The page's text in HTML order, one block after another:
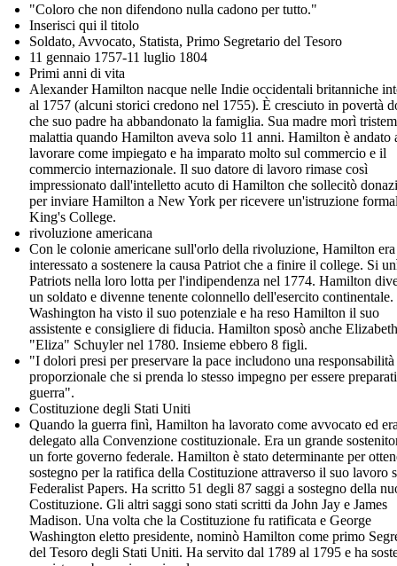
"Coloro che non difendono nulla cadono per tutto."
Inserisci qui il titolo
Soldato, Avvocato, Statista, Primo Segretario del Tesoro
11 gennaio 1757-11 luglio 1804
Primi anni di vita
Alexander Hamilton nacque nelle Indie occidentali britanniche
al 1757 (alcuni storici credono nel 1755). È cresciuto in povertà
che suo padre ha abbandonato la famiglia. Sua madre morì
malattia quando Hamilton aveva solo 11 anni. Hamilton è andato
lavorare come impiegato e ha imparato molto sul commercio e il
commercio internazionale. Il suo datore di lavoro rimase così
impressionato dall'intelletto acuto di Hamilton che sollecitò
per inviare Hamilton a New York per ricevere un'istruzione
King's College.
rivoluzione americana
Con le colonie americane sull'orlo della rivoluzione, Hamilton
interessato a sostenere la causa Patriot che a finire il college. Si
Patriots nella loro lotta per l'indipendenza nel 1774. Hamilton
un soldato e divenne tenente colonnello dell'esercito continentale.
Washington ha visto il suo potenziale e ha reso Hamilton il suo
assistente e consigliere di fiducia. Hamilton sposò anche Elizabeth
"Eliza" Schuyler nel 1780. Insieme ebbero 8 figli.
"I dolori presi per preservare la pace includono una responsabilità
proporzionale che si prenda lo stesso impegno per essere
guerra".
Costituzione degli Stati Uniti
Quando la guerra finì, Hamilton ha lavorato come avvocato ed
delegato alla Convenzione costituzionale. Era un grande
un forte governo federale. Hamilton è stato determinante per
sostegno per la ratifica della Costituzione attraverso il suo lavoro
Federalist Papers. Ha scritto 51 degli 87 saggi a sostegno della
Costituzione. Gli altri saggi sono stati scritti da John Jay e James
Madison. Una volta che la Costituzione fu ratificata e George
Washington eletto presidente, nominò Hamilton come primo
del Tesoro degli Stati Uniti. Ha servito dal 1789 al 1795 e ha